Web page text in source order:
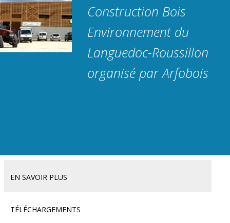
Construction Bois
Environnement du
Languedoc-Roussillon
organisé par Arfobois
EN SAVOIR PLUS
TÉLÉCHARGEMENTS